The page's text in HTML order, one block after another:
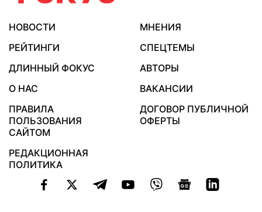
НОВОСТИ
МНЕНИЯ
РЕЙТИНГИ
СПЕЦТЕМЫ
ДЛИННЫЙ ФОКУС
АВТОРЫ
О НАС
ВАКАНСИИ
ПРАВИЛА
ПОЛЬЗОВАНИЯ
САЙТОМ
ДОГОВОР ПУБЛИЧНОЙ
ОФЕРТЫ
РЕДАКЦИОННАЯ
ПОЛИТИКА